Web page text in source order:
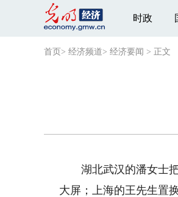
时政
首页 > 经济频道> 经济要闻 > 正文
湖北武汉的潘女士把
大屏；上海的王先生置